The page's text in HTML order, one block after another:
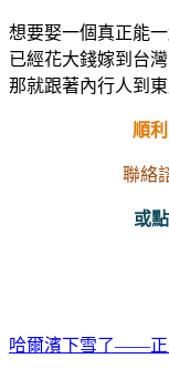
想要娶一個真正能
已經花大錢嫁到台
那就跟著內行人到
順
聯絡
或
哈爾濱下雪了——正